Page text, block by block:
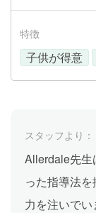
特徴
子供が得意
スタッフより：
Allerdale先生
った指導法
力を注いでい